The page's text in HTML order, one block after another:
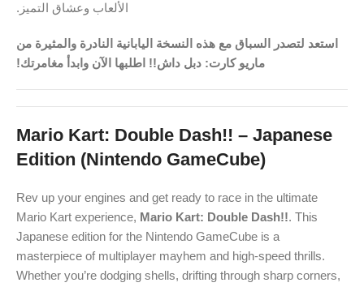
الألعاب وعشاق التميز.
استعد لتصدر السباق مع هذه النسخة اليابانية النادرة والمثيرة من
ماريو كارت: دبل داش!! اطلبها الآن وابدأ مغامرتك!
Mario Kart: Double Dash!! – Japanese
Edition (Nintendo GameCube)
Rev up your engines and get ready to race in the ultimate
Mario Kart experience, Mario Kart: Double Dash!!. This
Japanese edition for the Nintendo GameCube is a
masterpiece of multiplayer mayhem and high-speed thrills.
Whether you’re dodging shells, drifting through sharp corners,